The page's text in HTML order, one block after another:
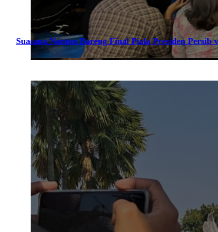
Suasana Nonton Bareng Final Piala Presiden Persib